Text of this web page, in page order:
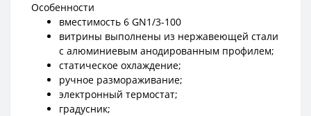
Особенности
вместимость 6 GN1/3-100
витрины выполнены из нержавеющей стали
с алюминиевым анодированным профилем;
статическое охлаждение;
ручное размораживание;
электронный термостат;
градусник;